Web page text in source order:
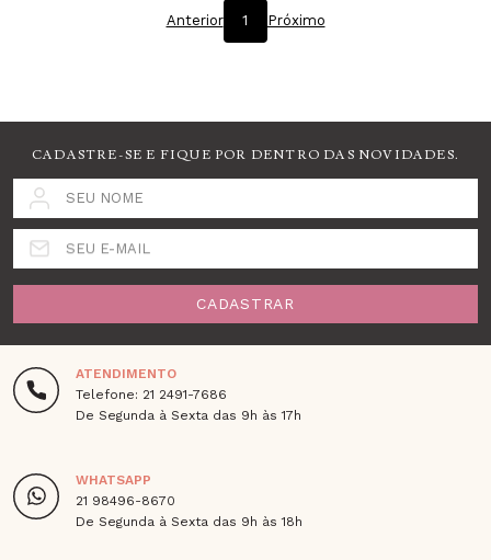
Anterior 1 Próximo
CADASTRE-SE E FIQUE POR DENTRO DAS NOVIDADES.
SEU NOME
SEU E-MAIL
CADASTRAR
ATENDIMENTO
Telefone: 21 2491-7686
De Segunda à Sexta das 9h às 17h
WHATSAPP
21 98496-8670
De Segunda à Sexta das 9h às 18h